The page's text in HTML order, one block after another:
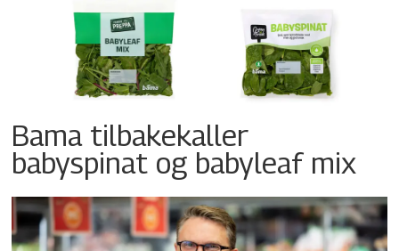
Bama tilbakekaller
babyspinat og babyleaf mix